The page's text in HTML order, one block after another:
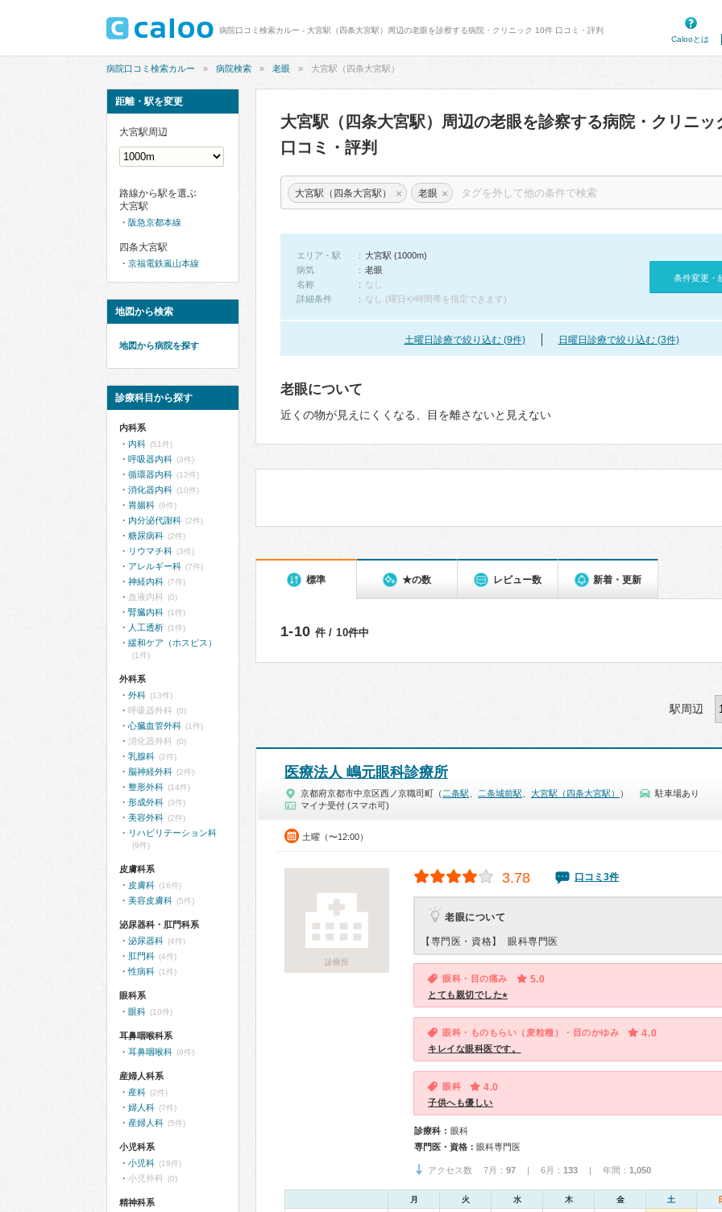
病院口コミ検索カルー - 大宮駅（四条大宮駅）周辺の老眼を診察する病院・クリニック 10件 口コミ・評判
Calooとは
病院口コミ検索カルー 病院検索 老眼 大宮駅（四条大宮駅）
大宮駅（四条大宮駅）周辺の老眼を診察する病院・クリニ
口コミ・評判
大宮駅（四条大宮駅） × 老眼 ×
エリア・駅
大宮駅 (1000m)
病気
老眼
名称
なし
詳細条件
なし (曜日や時間帯を指定できます)
条件変更・
土曜日診療で絞り込む (9件) 日曜日診療で絞り込む (3件)
老眼について
近くの物が見えにくくなる、目を離さないと見えない
標準 ★の数 レビュー数 新着・更新
1-10 件 / 10件中
駅周辺
医療法人 嶋元眼科診療所
京都府京都市中京区西ノ京職司町（ 二条駅 二条城前駅 大宮駅（四条大宮駅） ）
駐車場あり
マイナ受付 (スマホ可)
土曜（〜12:00）
診療所
3.78 口コミ3件
老眼について
【専門医・資格】 眼科専門医
眼科・目の痛み 5.0
とても親切でした⭐︎
眼科・ものもらい（麦粒種）・目のかゆみ 4.0
キレイな眼科医です。
眼科 4.0
子供へも優しい
診療科： 眼科
専門医・資格： 眼科専門医
アクセス数 7月： 97 | 6月： 133 | 年間： 1,050
月 火 水 木 金 土
距離・駅を変更
大宮駅周辺
路線から駅を選ぶ
大宮駅
阪急京都本線
四条大宮駅
京福電鉄嵐山本線
地図から検索
地図から病院を探す
診療科目から探す
内科系
内科 (51件)
呼吸器内科 (3件)
循環器内科 (12件)
消化器内科 (10件)
胃腸科 (9件)
内分泌代謝科 (2件)
糖尿病科 (2件)
リウマチ科 (3件)
アレルギー科 (7件)
神経内科 (7件)
血液内科 (0)
腎臓内科 (1件)
人工透析 (1件)
緩和ケア（ホスピス）
(1件)
外科系
外科 (13件)
呼吸器外科 (0)
心臓血管外科 (1件)
消化器外科 (0)
乳腺科 (2件)
脳神経外科 (2件)
整形外科 (14件)
形成外科 (3件)
美容外科 (2件)
リハビリテーション科
(9件)
皮膚科系
皮膚科 (16件)
美容皮膚科 (5件)
泌尿器科・肛門科系
泌尿器科 (4件)
肛門科 (4件)
性病科 (1件)
眼科系
眼科 (10件)
耳鼻咽喉科系
耳鼻咽喉科 (8件)
産婦人科系
産科 (2件)
婦人科 (7件)
産婦人科 (5件)
小児科系
小児科 (19件)
小児外科 (0)
精神科系